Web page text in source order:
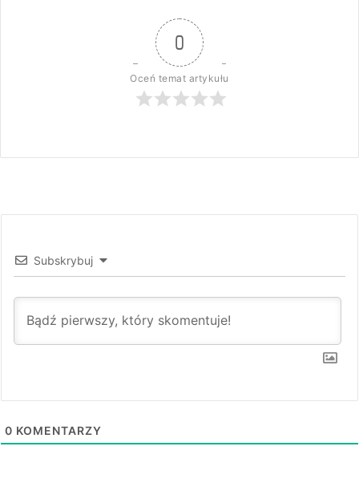
0
Oceń temat artykułu
Subskrybuj
0 KOMENTARZY